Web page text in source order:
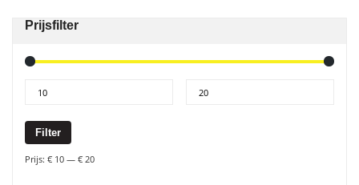
Prijsfilter
Filter
Prijs: € 10 — € 20